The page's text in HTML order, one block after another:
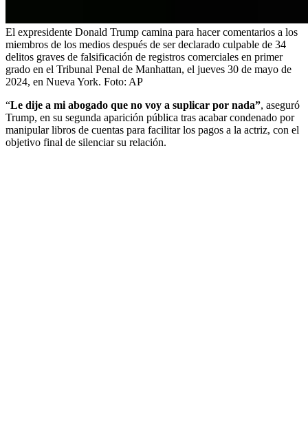
El expresidente Donald Trump camina para hacer comentarios a los
miembros de los medios después de ser declarado culpable de 34
delitos graves de falsificación de registros comerciales en primer
grado en el Tribunal Penal de Manhattan, el jueves 30 de mayo de
2024, en Nueva York. Foto: AP
“Le dije a mi abogado que no voy a suplicar por nada”, aseguró
Trump, en su segunda aparición pública tras acabar condenado por
manipular libros de cuentas para facilitar los pagos a la actriz, con el
objetivo final de silenciar su relación.